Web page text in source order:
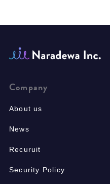
Company
About us
News
Recuruit
Security Policy